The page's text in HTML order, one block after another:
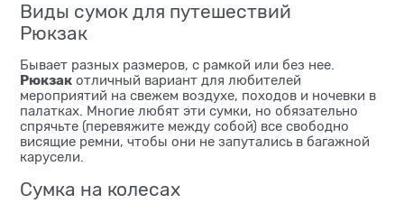
Виды сумок для путешествий
Рюкзак
Бывает разных размеров, с рамкой или без нее.
Рюкзак отличный вариант для любителей
мероприятий на свежем воздухе, походов и ночевки в
палатках. Многие любят эти сумки, но обязательно
спрячьте (перевяжите между собой) все свободно
висящие ремни, чтобы они не запутались в багажной
карусели.
Сумка на колесах